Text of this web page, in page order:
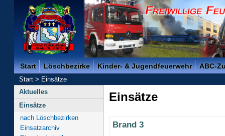
Freiwillige Feuerwehr der Kreisstadt Saarlouis -
Start Löschbezirke Kinder- & Jugendfeuerwehr ABC-
Start>Einsätze
Aktuelles
Einsätze
nach Löschbezirken
Einsatzarchiv
Einsätze
Brand 3